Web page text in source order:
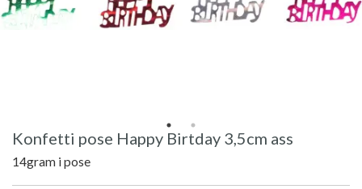
Konfetti pose Happy Birtday 3,5cm ass
14gram i pose